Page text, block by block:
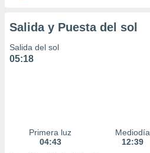
Salida y Puesta del sol
Salida del sol
05:18
Primera luz
04:43
Mediodía
12:39